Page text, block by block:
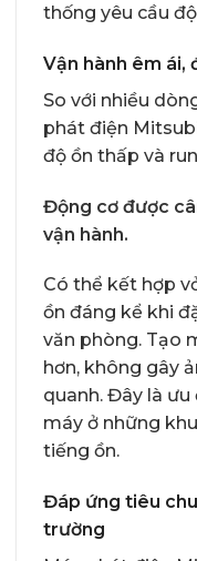
thống yêu cầu
Vận hành êm ái,
So với nhiều
phát điện
độ ồn thấp và
Động cơ được
vận hành.
Có thể kết hợp
ồn đáng kể khi
văn phòng. Tạo
hơn, không gây
quanh. Đây là
máy ở những
tiếng ồn.
Đáp ứng tiêu
trường